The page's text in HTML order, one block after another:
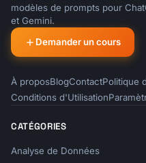
modèles de prompts pour
et Gemini.
Demander un cours
À proposBlogContactPolitique
Conditions d'Utilisation
CATÉGORIES
Analyse de Données